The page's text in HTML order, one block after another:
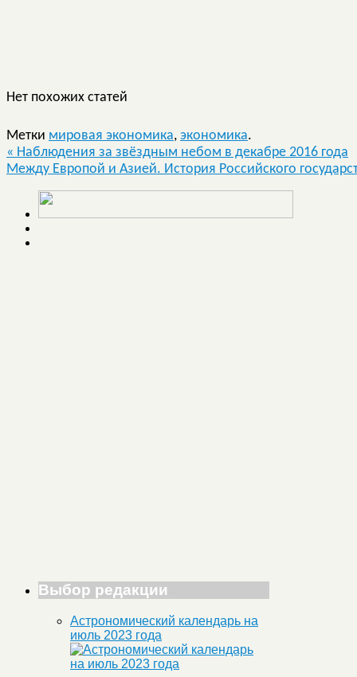
Нет похожих статей
Метки мировая экономика, экономика.
« Наблюдения за звёздным небом в декабре 2016 года
Между Европой и Азией. История Российского
Выбор редакции
Астрономический календарь на
июль 2023 года